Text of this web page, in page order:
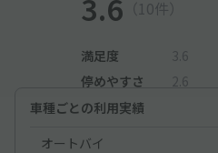
（10件）
満足度 3.6
停めやすさ
2.6
車種ごとの利用実績
オートバイ